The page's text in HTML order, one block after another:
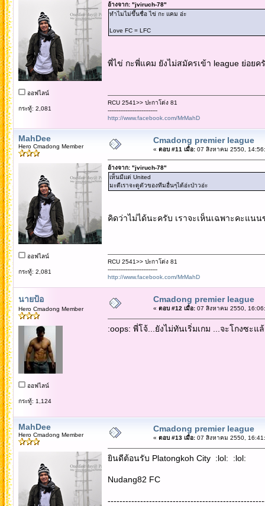
ออฟไลน์
กระทู้: 2,081
อ้างจาก: "jviruch-78"
ทำไมไม่ขึ้นชื่อ ไข่ กะ แคม อ่ะ
Love FC = LFC
พี่ไข่ กะพี่แคม ยังไม่สมัครเข้า league ย่อยค
RCU 2541>> ปะกาโด่ง 81
----------------------------
http://www.facebook.com/MrMahD
MahDee
Hero Cmadong Member
ออฟไลน์
กระทู้: 2,081
Cmadong premier league
« ตอบ #11 เมื่อ:07 สิงหาคม 2550,
อ้างจาก: "jviruch-78"
เห็นมีแต่ United
มะดีเราจะดูตัวของทีมอื่นๆได้อ่ะป่าวอ่ะ
คิดว่าไม่ได้นะครับ เราจะเห็นเฉพาะคะแน
RCU 2541>> ปะกาโด่ง 81
----------------------------
http://www.facebook.com/MrMahD
นายป้อ
Hero Cmadong Member
ออฟไลน์
กระทู้: 1,124
Cmadong premier league
« ตอบ #12 เมื่อ:07 สิงหาคม 2550,
:oops: พี่โจ้...ยังไม่ทันเริ่มเกม ...จะโกงซะแ
MahDee
Hero Cmadong Member
Cmadong premier league
« ตอบ #13 เมื่อ:07 สิงหาคม 2550,
ยินดีต้อนรับ Platongkoh City :lol: :lol:
Nudang82 FC